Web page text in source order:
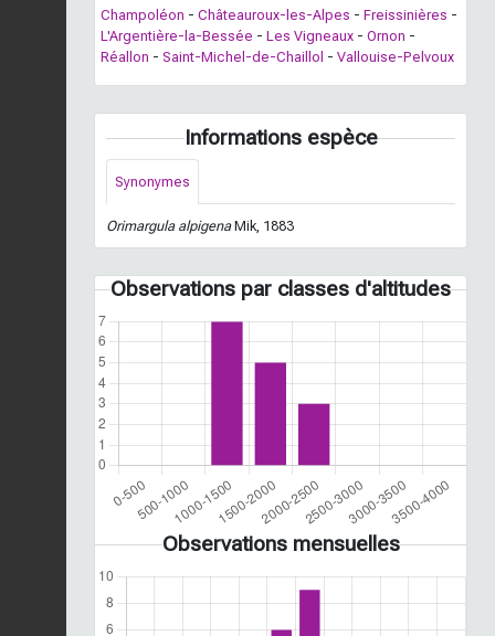
Champoléon - Châteauroux-les-Alpes - Freissinières -
L'Argentière-la-Bessée - Les Vigneaux - Ornon -
Réallon - Saint-Michel-de-Chaillol - Vallouise-Pelvoux
Informations espèce
Synonymes
Orimargula alpigenaMik, 1883
Observations par classes d'altitudes
Observations mensuelles